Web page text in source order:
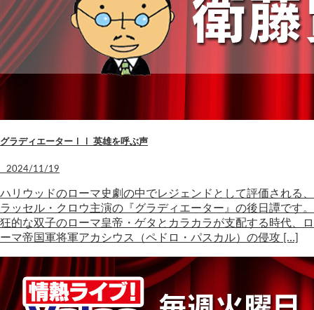
グラディエーターⅠⅠ 英雄を呼ぶ声
2024/11/19
ハリウッドのローマ史劇の中でレジェンドとして評価される、
ラッセル・クロウ主演の『グラディエーター』の後日譚です。
狂的な双子のローマ皇帝・ゲタとカラカラが支配する時代、ロ
ーマ帝国軍将軍アカシウス（ペドロ・パスカル）の侵攻 […]